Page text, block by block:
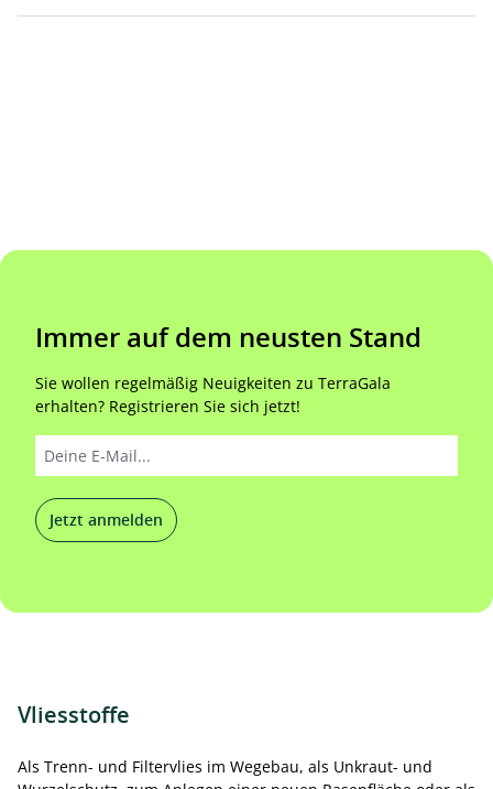
Immer auf dem neusten Stand
Sie wollen regelmäßig Neuigkeiten zu TerraGala
erhalten? Registrieren Sie sich jetzt!
Jetzt anmelden
Vliesstoffe
Als Trenn- und Filtervlies im Wegebau, als Unkraut- und